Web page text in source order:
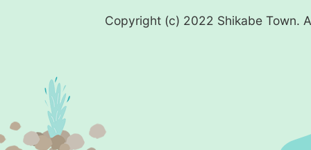
Copyright (c) 2022 Shikabe Town.